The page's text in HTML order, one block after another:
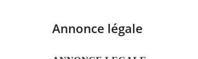
Annonce légale